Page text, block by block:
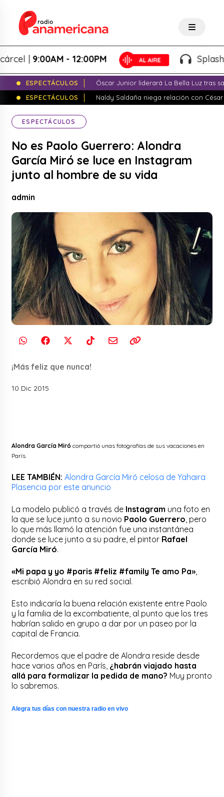
|9:00AM - 12:00PM Splash! -
ESPECTÁCULOS
Óscar Junior liderará La Bella Luz tras
ESPECTÁCULOS
Naldy Saldaña niega relación con
ESPECTÁCULOS
No es Paolo Guerrero: Alondra
García Miró se luce en Instagram
junto al hombre de su vida
admin
¡Más feliz que nunca!
10 Dic 2015
Alondra García Miró compartió unas fotografías de sus vacaciones en
París.
LEE TAMBIÉN: Alondra García Miró celosa de Yahaira
Plasencia por este anuncio
La modelo publicó a través de Instagram una foto en
la que se luce junto a su novio Paolo Guerrero, pero
lo que más llamó la atención fue una instantánea
donde se luce junto a su padre, el pintor Rafael
García Miró.
«Mi papa y yo #paris #feliz #family Te amo Pa»,
escribió Alondra en su red social.
Esto indicaría la buena relación existente entre Paolo
y la familia de la excombatiente, al punto que los tres
habrían salido en grupo a dar por un paseo por la
capital de Francia.
Recordemos que el padre de Alondra reside desde
hace varios años en París, ¿habrán viajado hasta
allá para formalizar la pedida de mano? Muy pronto
lo sabremos.
Alegra tus días con nuestra radio en vivo